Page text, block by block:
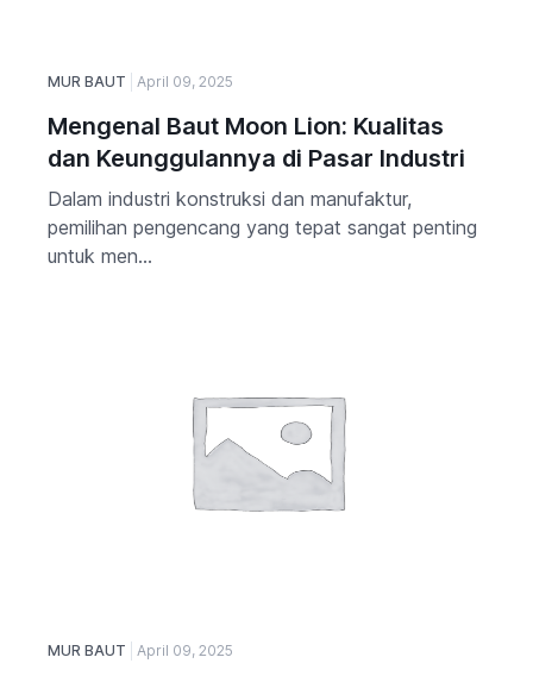
MUR BAUT April 09, 2025
Mengenal Baut Moon Lion: Kualitas
dan Keunggulannya di Pasar Industri
Dalam industri konstruksi dan manufaktur,
pemilihan pengencang yang tepat sangat penting
untuk men...
MUR BAUT April 09, 2025